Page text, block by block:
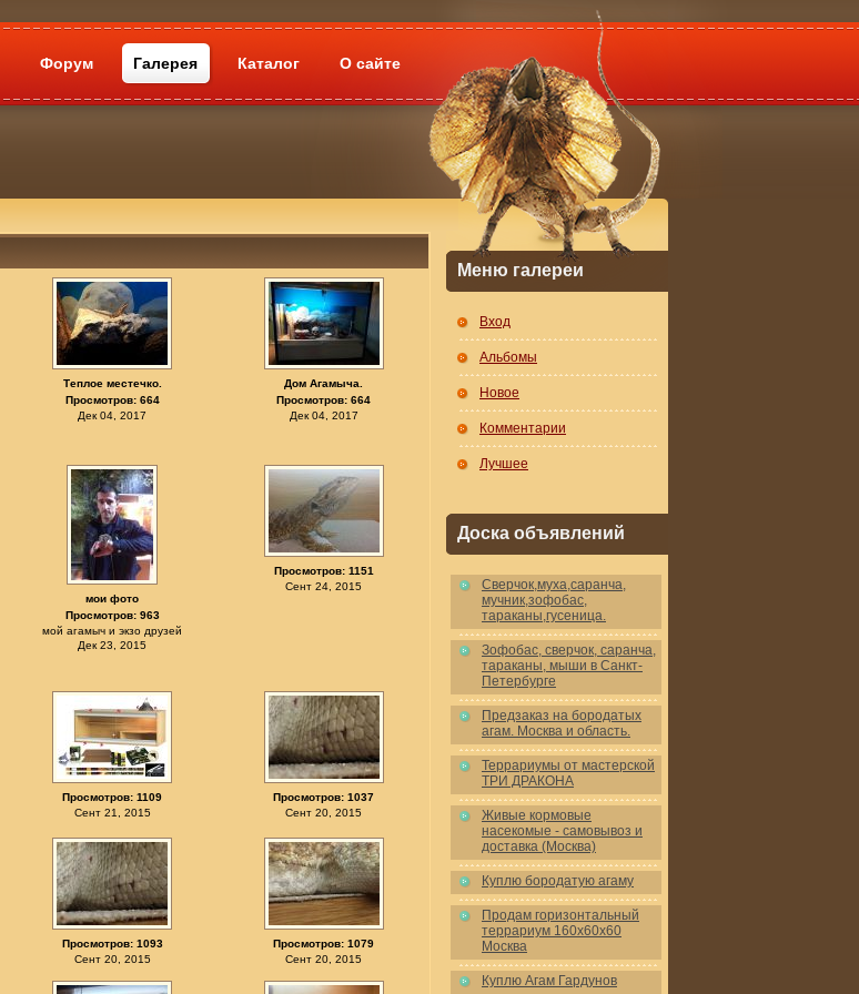
Форум Галерея Каталог О сайте
Теплое местечко.
Просмотров: 664
Дек 04, 2017
Дом Агамыча.
Просмотров: 664
Дек 04, 2017
мои фото
Просмотров: 963
мой агамыч и экзо друзей
Дек 23, 2015
Просмотров: 1151
Сент 24, 2015
Просмотров: 1109
Сент 21, 2015
Просмотров: 1037
Сент 20, 2015
Просмотров: 1093
Сент 20, 2015
Просмотров: 1079
Сент 20, 2015
Меню галереи
Вход
Альбомы
Новое
Комментарии
Лучшее
Доска объявлений
Cверчок,муха,саранча,
мучник,зофобас,
тараканы,гусеница.
Зофобас, сверчок, саранча,
тараканы, мыши в Санкт-
Петербурге
Предзаказ на бородатых
агам. Москва и область.
Террариумы от мастерской
ТРИ ДРАКОНА
Живые кормовые
насекомые - самовывоз и
доставка (Москва)
Куплю бородатую агаму
Продам горизонтальный
террариум 160x60x60
Москва
Куплю Агам Гардунов